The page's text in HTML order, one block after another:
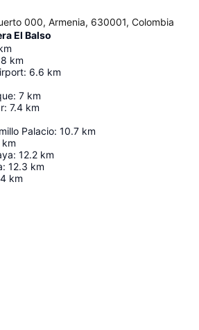
000, Armenia, 630001, Colombia
El Balso
km
: 6.6 km
: 7 km
: 7.4 km
Palacio: 10.7 km
km
: 12.2 km
: 12.3 km
km